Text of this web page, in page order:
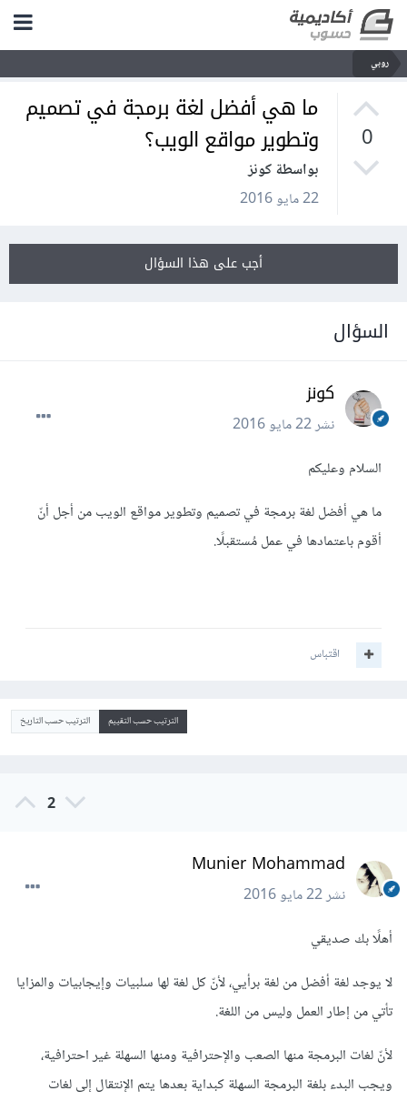
روبي
0
ما هي أفضل لغة برمجة في تصميم
وتطوير مواقع الويب؟
بواسطة كونز
22 مايو 2016
أجب على هذا السؤال
السؤال
كونز
نشر22 مايو 2016
السلام وعليكم
ما هي أفضل لغة برمجة في تصميم وتطوير مواقع الويب من أجل أنّ
أقوم باعتمادها في عمل مُستقبلًا.
اقتباس
الترتيب حسب التقييم الترتيب حسب التاريخ
2
Munier Mohammad
نشر22 مايو 2016
أهلًا بك صديقي
لا يوجد لغة أفضل من لغة برأيي، لأنّ كل لغة لها سلبيات وإيجابيات والمزايا
تأتي من إطار العمل وليس من اللغة.
لأنّ لغات البرمجة منها الصعب والإحترافية ومنها السهلة غير احترافية،
ويجب البدء بلغة البرمجة السهلة كبداية بعدها يتم الإنتقال إلى لغات